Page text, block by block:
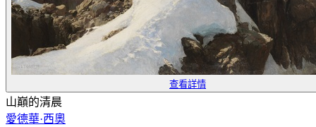
查看詳情
山巔的清晨
愛德華·西奧